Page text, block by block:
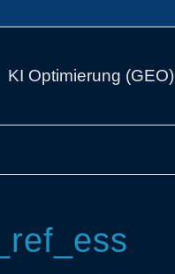
KI Optimierung (GEO)